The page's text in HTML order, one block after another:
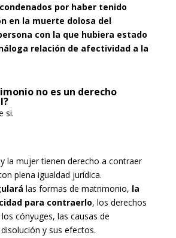
por haber tenido
en la muerte dolosa del
con la que hubiera estado
relación de afectividad a la
no es un derecho
si.
la mujer tienen derecho a contraer
plena igualdad jurídica.
las formas de matrimonio, la
para contraerlo, los derechos
cónyuges, las causas de
y sus efectos.